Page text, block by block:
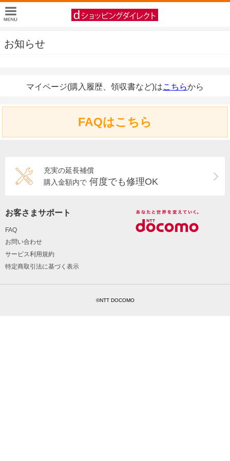
お知らせ
マイページ(購入履歴、領収書など)はこちらから
FAQはこちら
充実の延長補償
購入金額内で 何度でも修理OK
お客さまサポート
FAQ
お問い合わせ
サービス利用規約
特定商取引法に基づく表示
©NTT DOCOMO